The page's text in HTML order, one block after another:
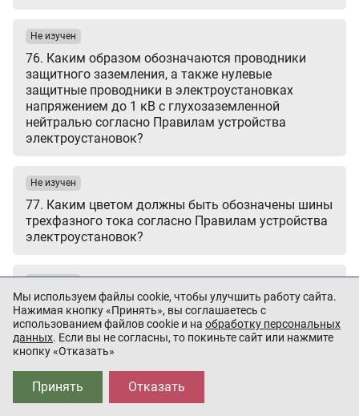
76. Каким образом обозначаются проводники
защитного заземления, а также нулевые
защитные проводники в электроустановках
напряжением до 1 кВ с глухозаземленной
нейтралью согласно Правилам устройства
электроустановок?
Не изучен
77. Каким цветом должны быть обозначены шины
трехфазного тока согласно Правилам устройства
электроустановок?
Не изучен
78. Как обозначаются шины при переменном
однофазном токе согласно Правилам устройства
электроустановок?
79. Как обозначаются шины при постоянном токе
Не изучен
Мы используем файлы cookie, чтобы улучшить работу сайта.
Нажимая кнопку «Принять», вы соглашаетесь с
использованием файлов cookie и на обработку персональных
данных. Если вы не согласны, то покиньте сайт или нажмите
кнопку «Отказать»
Отказать
Принять